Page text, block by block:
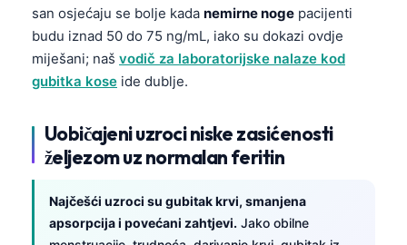
san osjećaju se bolje kada nemirne noge pacijenti
budu iznad 50 do 75 ng/mL, iako su dokazi ovdje
miješani; naš vodič za laboratorijske nalaze kod
gubitka kose ide dublje.
Uobičajeni uzroci niske zasićenosti
željezom uz normalan feritin
Najčešći uzroci su gubitak krvi, smanjena
apsorpcija i povećani zahtjevi. Jako obilne